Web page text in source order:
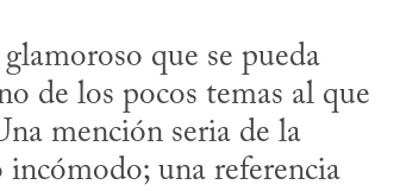
que se pueda
de los pocos temas al que
mención seria de la
incómodo; una referencia